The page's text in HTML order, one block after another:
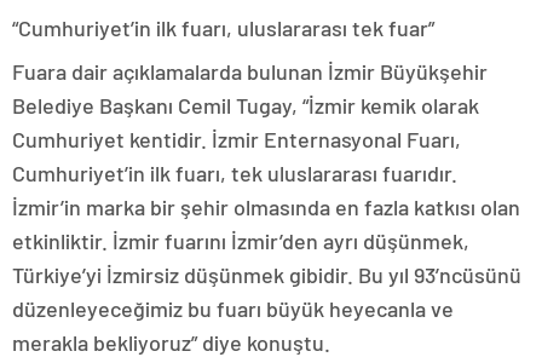
“Cumhuriyet’in ilk fuarı, uluslararası tek fuar”
Fuara dair açıklamalarda bulunan İzmir Büyükşehir
Belediye Başkanı Cemil Tugay, “İzmir kemik olarak
Cumhuriyet kentidir. İzmir Enternasyonal Fuarı,
Cumhuriyet’in ilk fuarı, tek uluslararası fuarıdır.
İzmir’in marka bir şehir olmasında en fazla katkısı olan
etkinliktir. İzmir fuarını İzmir’den ayrı düşünmek,
Türkiye’yi İzmirsiz düşünmek gibidir. Bu yıl 93’ncüsünü
düzenleyeceğimiz bu fuarı büyük heyecanla ve
merakla bekliyoruz” diye konuştu.